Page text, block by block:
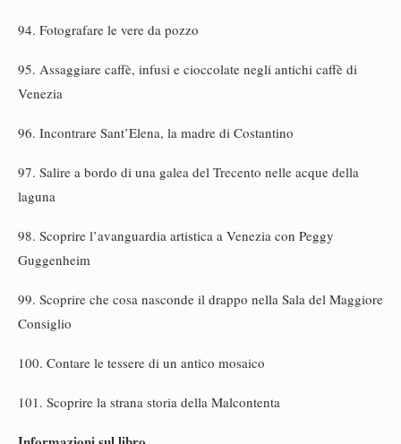
94. Fotografare le vere da pozzo
95. Assaggiare caffè, infusi e cioccolate negli antichi caffè di
Venezia
96. Incontrare Sant’Elena, la madre di Costantino
97. Salire a bordo di una galea del Trecento nelle acque della
laguna
98. Scoprire l’avanguardia artistica a Venezia con Peggy
Guggenheim
99. Scoprire che cosa nasconde il drappo nella Sala del Maggiore
Consiglio
100. Contare le tessere di un antico mosaico
101. Scoprire la strana storia della Malcontenta